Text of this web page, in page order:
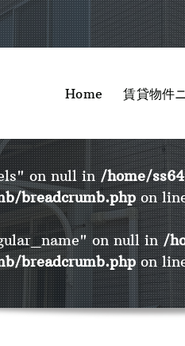
Home 賃貸物件
on null in/home/
breadcrumb.phpon
on null in/
breadcrumb.phpon